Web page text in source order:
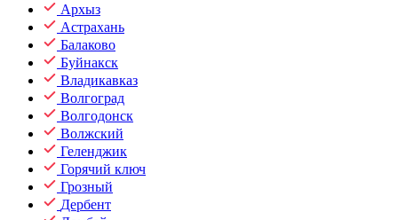
Архыз
Астрахань
Балаково
Буйнакск
Владикавказ
Волгоград
Волгодонск
Волжский
Геленджик
Горячий ключ
Грозный
Дербент